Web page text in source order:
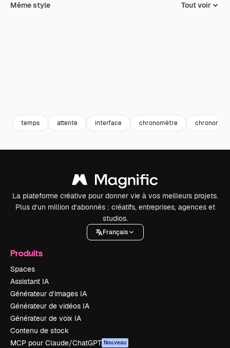
Même style Tout voir
temps attente interface chronomètre
La plateforme créative pour donner vie à vos meilleurs projets.
Plus d’un million d’abonnés : créatifs, entreprises, agences et
studios.
Français
Produits
Spaces
Assistant IA
Générateur d’images IA
Générateur de vidéos IA
Générateur de voix IA
Contenu de stock
MCP pour Claude/ChatGPT Nouveau